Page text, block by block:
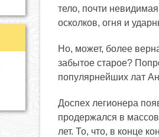
тело, почти
осколков, огня и
Но, может, более
забытое старое?
популярнейших лат
Доспех легионера
продержался в
лет. То, что, в конце